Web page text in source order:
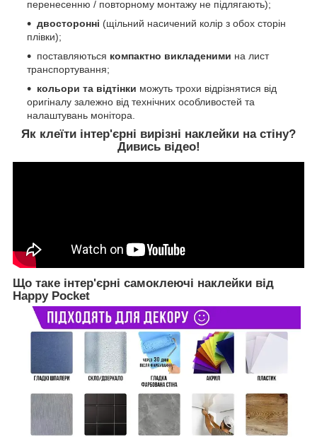
перенесенню / повторному монтажу не підлягають);
двосторонні (щільний насичений колір з обох сторін
плівки);
поставляються компактно викладеними на лист
транспортування;
кольори та відтінки можуть трохи відрізнятися від
оригіналу залежно від технічних особливостей та
налаштувань монітора.
Як клеїти інтер'єрні вирізні наклейки на стіну?
Дивись відео!
Що таке інтер'єрні самоклеючі наклейки від
Happy Pocket